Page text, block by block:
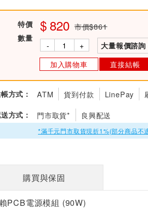
特價 820 市價$861
數量
- + 大量報價諮詢
加入購物車 直接結帳
方式： ATM 貨到付款 LinePay
方式： 門市取貨* 良興配送
*滿千元門市取貨現折1%(部分商品不
購買與保固
PCB電源模組 (90W)